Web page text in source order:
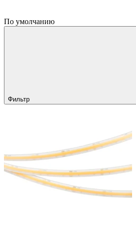
По умолчанию
Фильтр